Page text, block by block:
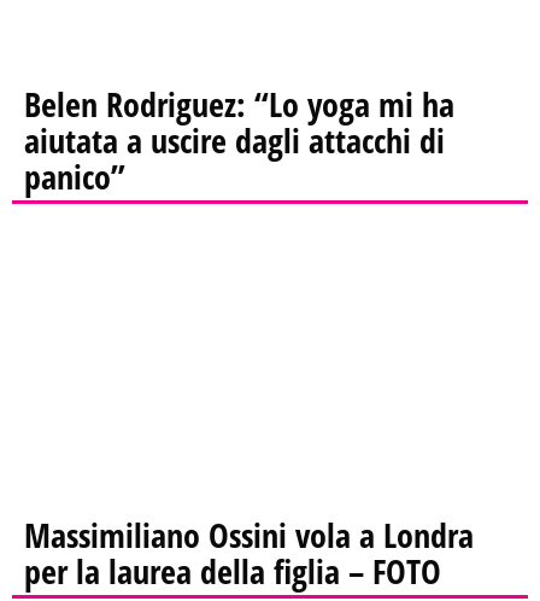
Belen Rodriguez: “Lo yoga mi ha
aiutata a uscire dagli attacchi di
panico”
Massimiliano Ossini vola a Londra
per la laurea della figlia – FOTO